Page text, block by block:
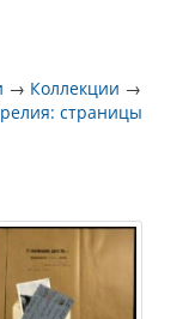
→ Коллекции →
страницы